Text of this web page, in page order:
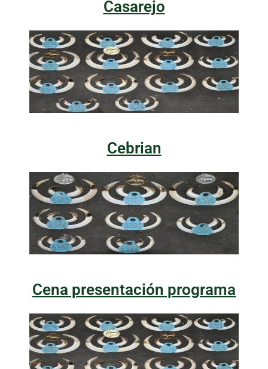
Casarejo
Cebrian
Cena presentación programa